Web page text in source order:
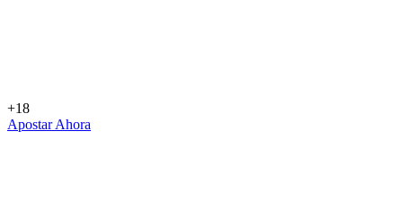
+18
Apostar Ahora